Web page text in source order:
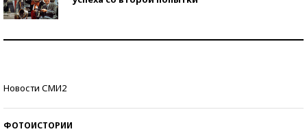
Новости СМИ2
ФОТОИСТОРИИ